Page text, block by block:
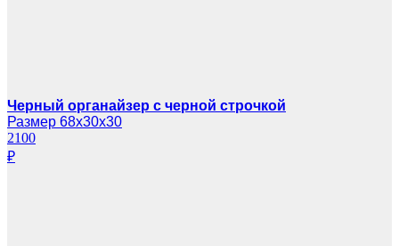
Черный органайзер с черной строчкой
Размер 68х30х30
2100
₽